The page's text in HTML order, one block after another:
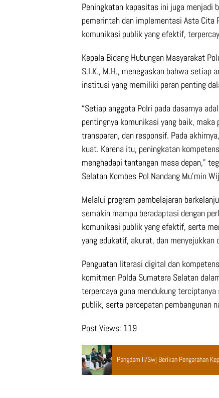
Peningkatan kapasitas ini juga menjadi
pemerintah dan implementasi Asta Cita
komunikasi publik yang efektif,
Kepala Bidang Hubungan Masyarakat
S.I.K., M.H., menegaskan bahwa setiap
institusi yang memiliki peran penting
“Setiap anggota Polri pada dasarnya
pentingnya komunikasi yang baik,
transparan, dan responsif. Pada
kuat. Karena itu, peningkatan
menghadapi tantangan masa depan,”
Selatan Kombes Pol Nandang Mu’min
Melalui program pembelajaran
semakin mampu beradaptasi dengan
komunikasi publik yang efektif, serta
yang edukatif, akurat, dan menyejukkan
Penguatan literasi digital dan
komitmen Polda Sumatera Selatan
terpercaya guna mendukung
publik, serta percepatan pembangunan
Post Views: 119
Pangdam II/Swj Berikan Pengarahan